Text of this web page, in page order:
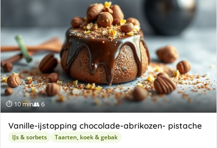
⏱ 10 min👥 6
Va­nil­le-ijstop­ping cho­co­la­de-abri­ko­zen- pis­ta­che
IJs & sorbets Taarten, koek & gebak